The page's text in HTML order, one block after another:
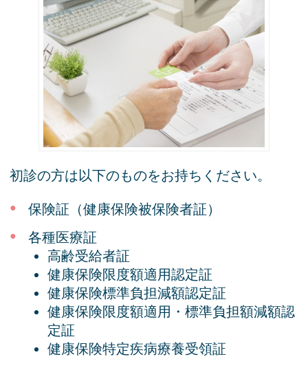
初診の方は以下のものをお持ちください。
保険証（健康保険被保険者証）
各種医療証
高齢受給者証
健康保険限度額適用認定証
健康保険標準負担減額認定証
健康保険限度額適用・標準負担額減額認
定証
健康保険特定疾病療養受領証